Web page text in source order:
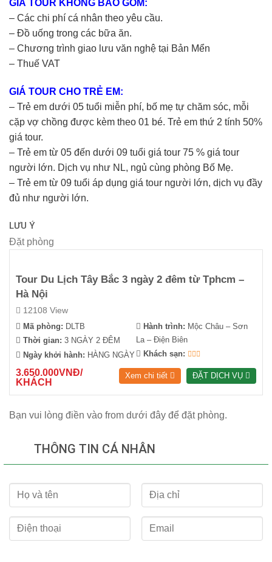
GIÁ TOUR KHÔNG BAO GỒM:
– Các chi phí cá nhân theo yêu cầu.
– Đồ uống trong các bữa ăn.
– Chương trình giao lưu văn nghệ tại Bản Mển
– Thuế VAT
GIÁ TOUR CHO TRẺ EM:
– Trẻ em dưới 05 tuổi miễn phí, bố mẹ tự chăm sóc, mỗi
cặp vợ chồng được kèm theo 01 bé. Trẻ em thứ 2 tính 50%
giá tour.
– Trẻ em từ 05 đến dưới 09 tuổi giá tour 75 % giá tour
người lớn. Dịch vụ như NL, ngủ cùng phòng Bố Mẹ.
– Trẻ em từ 09 tuổi áp dụng giá tour người lớn, dịch vụ đầy
đủ như người lớn.
LƯU Ý
Đặt phòng
Tour Du Lịch Tây Bắc 3 ngày 2 đêm từ Tphcm –
Hà Nội
12108 View
Mã phòng: DLTB
Thời gian: 3 NGÀY 2 ĐÊM
Ngày khởi hành: HÀNG NGÀY
Hành trình: Mộc Châu – Sơn
La – Điện Biên
Khách sạn:
3.650.000VNĐ/
KHÁCH
Xem chi tiết ĐẶT DỊCH VỤ
Bạn vui lòng điền vào from dưới đây để đặt phòng.
THÔNG TIN CÁ NHÂN